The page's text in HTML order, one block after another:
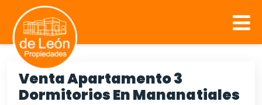
Venta Apartamento 3
Dormitorios En Mananatiales